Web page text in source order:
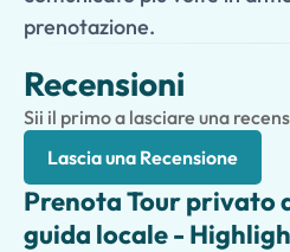
prenotazione.
Recensioni
Sii il primo a lasciare una
Lascia una Recensione
Prenota Tour privato
guida locale -